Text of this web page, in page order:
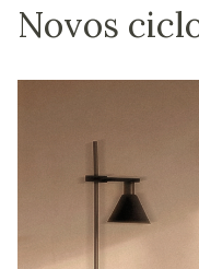
Novos